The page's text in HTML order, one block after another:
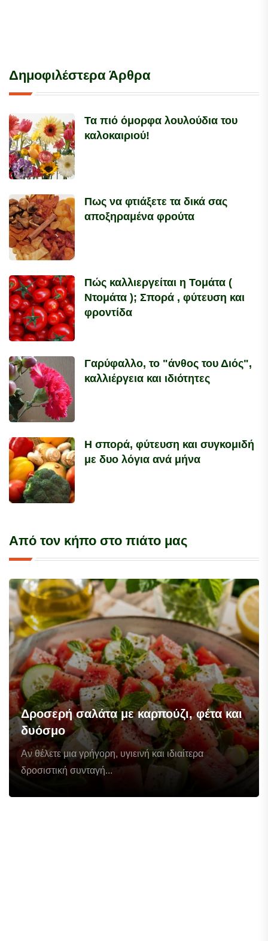
Δημοφιλέστερα Άρθρα
Τα πιό όμορφα λουλούδια του
καλοκαιριού!
Πως να φτιάξετε τα δικά σας
αποξηραμένα φρούτα
Πώς καλλιεργείται η Τομάτα (
Ντομάτα ); Σπορά , φύτευση και
φροντίδα
Γαρύφαλλο, το "άνθος του Διός",
καλλιέργεια και ιδιότητες
Η σπορά, φύτευση και συγκομιδή
με δυο λόγια ανά μήνα
Από τον κήπο στο πιάτο μας
Δροσερή σαλάτα με καρπούζι, φέτα και
δυόσμο
Αν θέλετε μια γρήγορη, υγιεινή και ιδιαίτερα
δροσιστική συνταγή...